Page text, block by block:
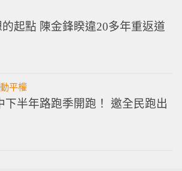
起點 陳金鋒睽違20多年重返道
平權
下半年路跑季開跑！ 邀全民跑出